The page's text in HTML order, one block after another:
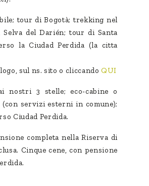
tour di Bogotà; trekking nel
del Darién; tour di Santa
la Ciudad Perdida (la citta
sul ns. sito o cliccandoQUI
nostri 3 stelle; eco-cabine o
servizi esterni in comune);
Ciudad Perdida.
completa nella Riserva di
Cinque cene, con pensione